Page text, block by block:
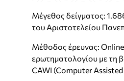
Μέγεθος δείγματος:
του Αριστοτελείου
Μέθοδος έρευνας:
ερωτηματολογίου με τη
CAWI (Computer